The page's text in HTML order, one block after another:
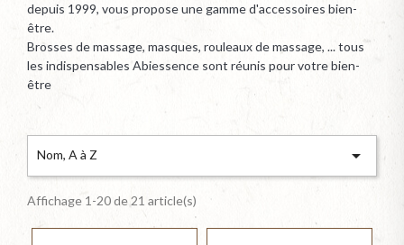
depuis 1999, vous propose une gamme d'accessoires bien-
être.
Brosses de massage, masques, rouleaux de massage, ... tous
les indispensables Abiessence sont réunis pour votre bien-
être
Nom, A à Z 
Affichage 1-20 de 21 article(s)